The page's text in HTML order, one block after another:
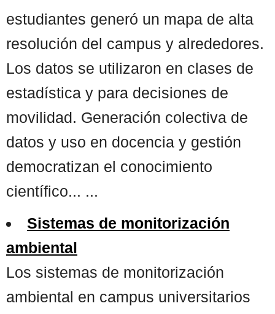
estudiantes generó un mapa de alta
resolución del campus y alrededores.
Los datos se utilizaron en clases de
estadística y para decisiones de
movilidad. Generación colectiva de
datos y uso en docencia y gestión
democratizan el conocimiento
científico... ...
Sistemas de monitorización
ambiental
Los sistemas de monitorización
ambiental en campus universitarios